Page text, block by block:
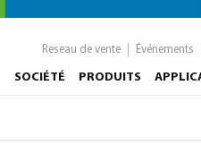
Reseau de vente Événements
SOCIÉTÉ PRODUITS